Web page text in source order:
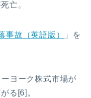
亡。
事故（英語版）
」を
ーヨーク株式市場が
る[6]。